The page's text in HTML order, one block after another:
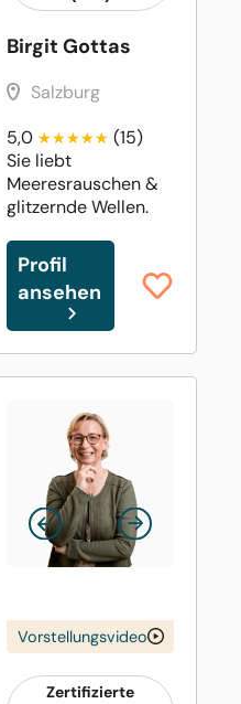
Birgit Gottas
Salzburg
5,0
(15)
Sie liebt
Meeresrauschen &
glitzernde Wellen.
Profil
ansehen
Vorstellungsvideo
Zertifizierte